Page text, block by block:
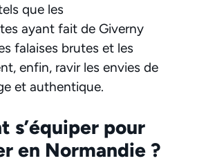
que les
ayant fait de Giverny
falaises brutes et les
enfin, ravir les envies de
et authentique.
s’équiper pour
en Normandie ?